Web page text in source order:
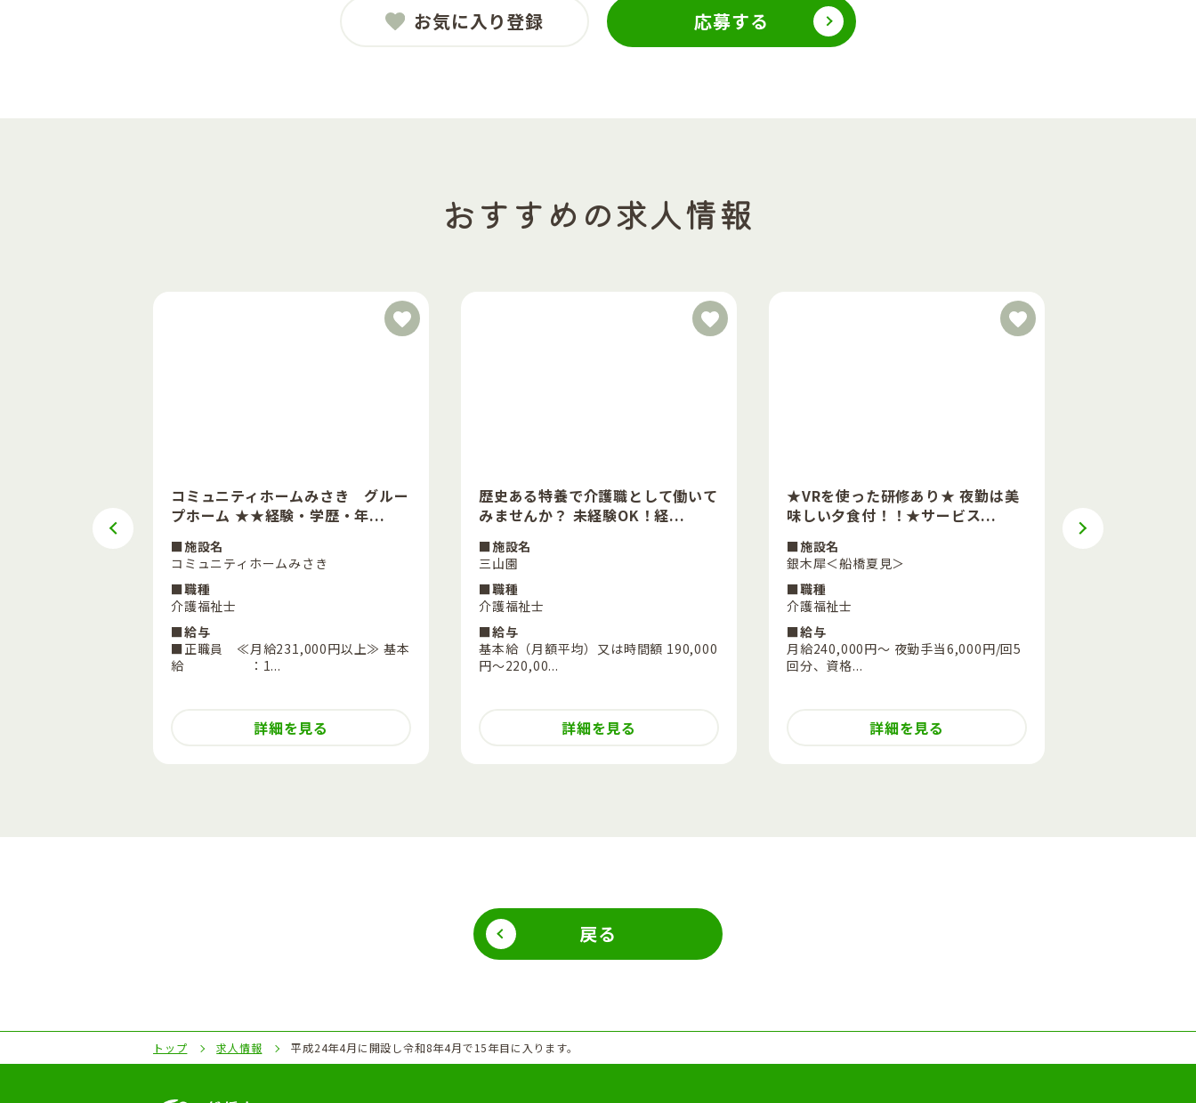
お気に入り登録 応募する
おすすめの求人情報
コミュニティホームみさき グルー
プホーム ★★経験・学歴・年...
■施設名
コミュニティホームみさき
■職種
介護福祉士
■給与
■正職員 ≪月給231,000円以上≫ 基本
給 ：1...
詳細を見る
歴史ある特養で介護職として働いて
みませんか？ 未経験OK！経...
■施設名
三山園
■職種
介護福祉士
■給与
基本給（月額平均）又は時間額 190,000
円～220,00...
詳細を見る
★VRを使った研修あり★ 夜勤は美
味しい夕食付！！★サービス...
■施設名
銀木犀＜船橋夏見＞
■職種
介護福祉士
■給与
月給240,000円～ 夜勤手当6,000円/回5
回分、資格...
詳細を見る
戻る
トップ 求人情報 平成24年4月に開設し令和8年4月で15年目に入ります。